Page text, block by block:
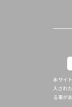
本サイ
入され
る事が